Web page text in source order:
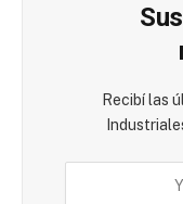
Recibí las